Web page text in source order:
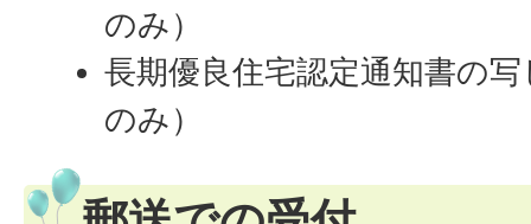
のみ）
長期優良住宅認定通知書の
のみ）